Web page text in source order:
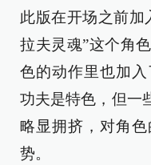
此版在开场之前加
拉夫灵魂”这个角
色的动作里也加入
功夫是特色，但一
略显拥挤，对角
势。